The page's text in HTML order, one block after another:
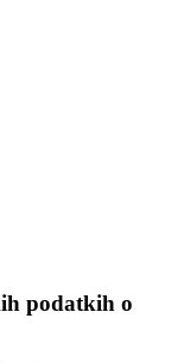
podatkih o